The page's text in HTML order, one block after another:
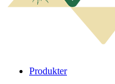
Produkter